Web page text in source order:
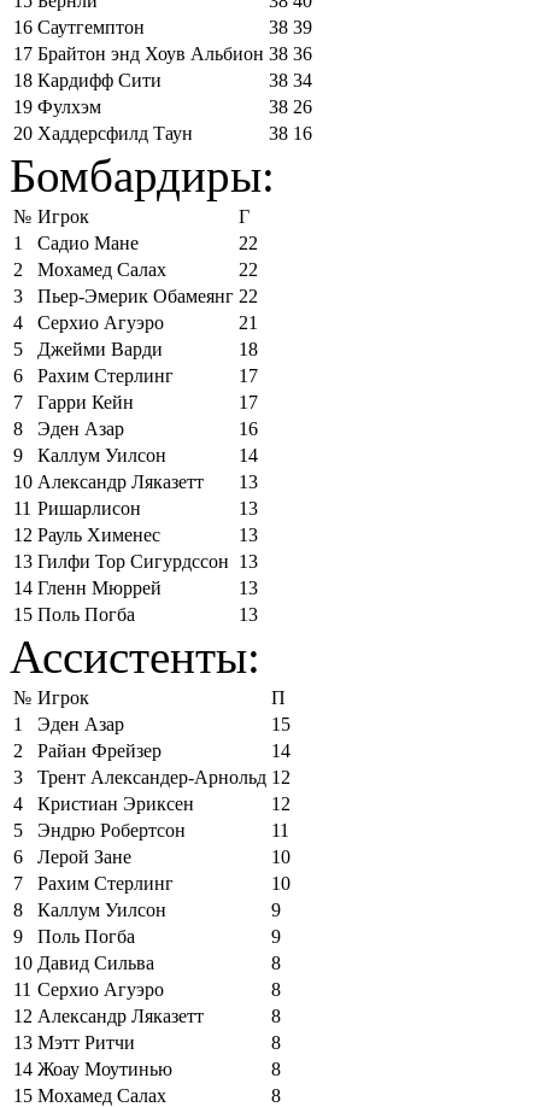
16 Саутгемптон 38 39
17 Брайтон энд Хоув Альбион 38 36
18 Кардифф Сити 38 34
19 Фулхэм 38 26
20 Хаддерсфилд Таун 38 16
Бомбардиры:
№ Игрок
Г
1
Садио Мане
22
2
Мохамед Салах
22
3
Пьер-Эмерик Обамеянг 22
4
Серхио Агуэро
21
5
Джейми Варди
18
6
Рахим Стерлинг
17
7
Гарри Кейн
17
8
Эден Азар
16
9
Каллум Уилсон
14
10 Александр Ляказетт
13
11 Ришарлисон
13
12 Рауль Хименес
13
13 Гилфи Тор Сигурдссон 13
14 Гленн Мюррей
13
15 Поль Погба 13
Ассистенты:
№ Игрок
П
1
Эден Азар
15
2
Райан Фрейзер
14
3
Трент Александер-Арнольд 12
4
Кристиан Эриксен
12
5
Эндрю Робертсон
11
6
Лерой Зане
10
7
Рахим Стерлинг
10
8
Каллум Уилсон
9
9
Поль Погба
9
10 Давид Сильва
8
11 Серхио Агуэро
8
12 Александр Ляказетт
8
13 Мэтт Ритчи
8
14 Жоау Моутинью
8
15 Мохамед Салах 8